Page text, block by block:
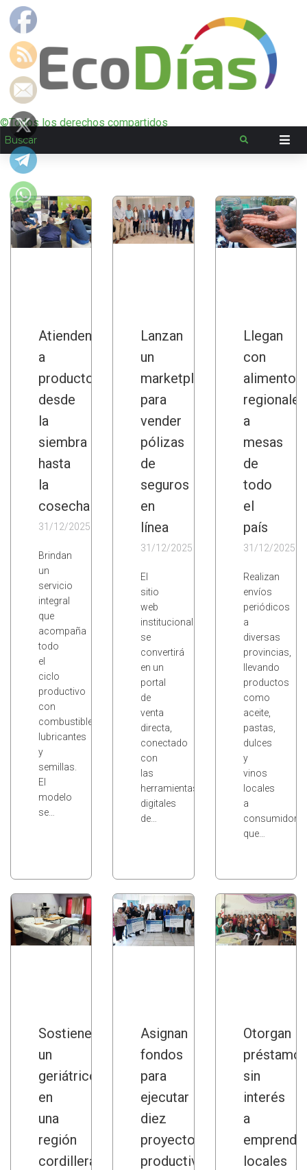
©Todos los derechos compartidos
Atienden
a
productores
desde
la
siembra
hasta
la
cosecha
31/12/2025
Brindan
un
servicio
integral
que
acompaña
todo
el
ciclo
productivo
con
combustibles,
lubricantes
y
semillas.
El
modelo
se…
Lanzan
un
marketplace
para
vender
pólizas
de
seguros
en
línea
31/12/2025
El
sitio
web
institucional
se
convertirá
en un
portal
de
venta
directa,
conectado
con
las
herramientas
digitales
de…
Llegan
con
alimentos
regionales
a
mesas
de
todo
el
país
31/12/2025
Realizan
envíos
periódicos
a
diversas
provincias,
llevando
productos
como
aceite,
pastas,
dulces
y
vinos
locales
a
consumidores
que…
Sostienen
un
geriátrico
en
una
región
cordillerana
Asignan
fondos
para
ejecutar
diez
proyectos
productivos
Otorgan
sin
interés
a
locales